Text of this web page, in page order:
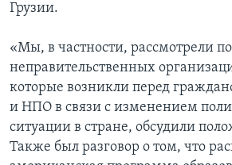
Грузии.
«Мы, в частности, рассмотрели
неправительственных
которые возникли перед
и НПО в связи с изменением
ситуации в стране, обсудили
Также был разговор о том, что